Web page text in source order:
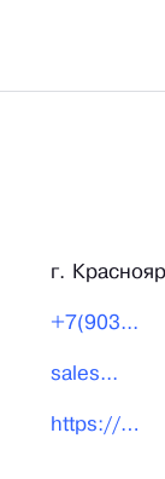
г.
+7(903...
sales...
https://aztec-climber.ru/